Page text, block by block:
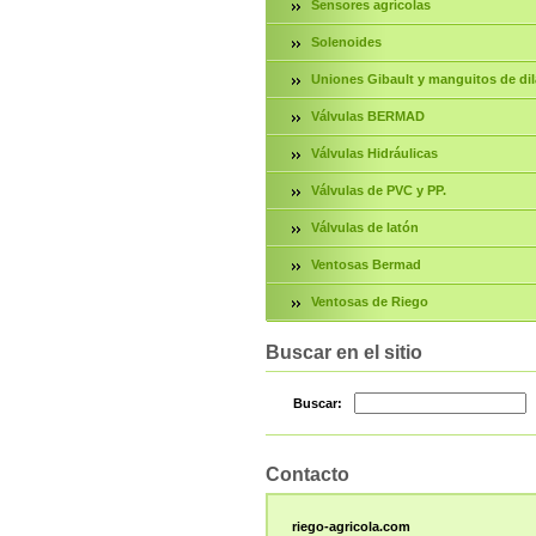
Sensores agrícolas
Solenoides
Uniones Gibault y manguitos de
Válvulas BERMAD
Válvulas Hidráulicas
Válvulas de PVC y PP.
Válvulas de latón
Ventosas Bermad
Ventosas de Riego
Buscar en el sitio
Buscar:
Contacto
riego-agricola.com